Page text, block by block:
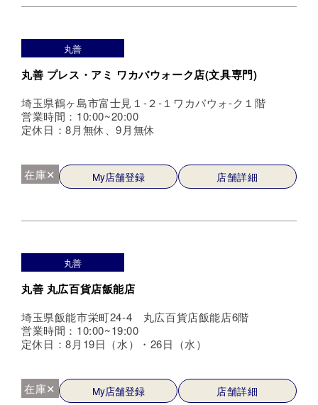
丸善
丸善 プレス・アミ ワカバウォーク店(文具専門)
埼玉県鶴ヶ島市富士見１-２-１ワカバウォ-ク１階
営業時間：10:00~20:00
定休日：8月無休、9月無休
在庫✕ My店舗登録 店舗詳細
丸善
丸善 丸広百貨店飯能店
埼玉県飯能市栄町24-4 丸広百貨店飯能店6階
営業時間：10:00~19:00
定休日：8月19日（水）・26日（水）
在庫✕ My店舗登録 店舗詳細